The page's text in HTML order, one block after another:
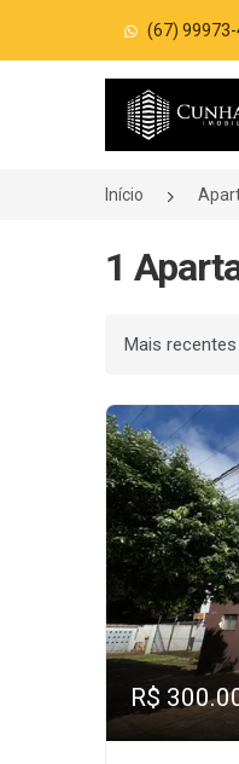
(67)
Página inicial
Início
1
Ordenar por
R$